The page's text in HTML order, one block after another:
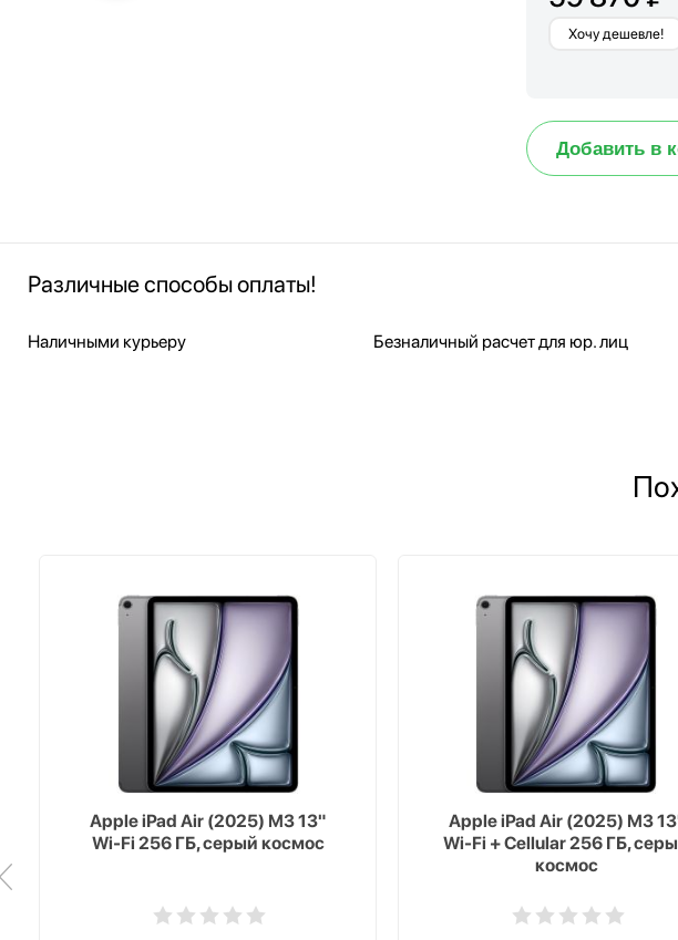
Хочу дешевле!
Добавить в
Различные способы оплаты!
Наличными курьеру Безналичный расчет для юр. лиц
Apple iPad Air (2025) M3 13"
Wi-Fi 256 ГБ, серый космос
Apple iPad Air (2025) M3
Wi-Fi + Cellular 256 ГБ,
космос